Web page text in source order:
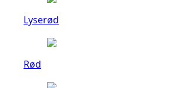
Lyserød
Rød